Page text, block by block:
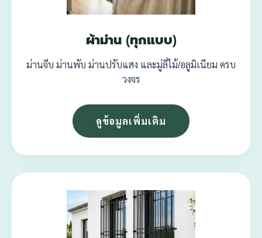
ผ้าม่าน (ทุกแบบ)
ม่านจีบ ม่านพับ ม่านปรับแสง และมู่ลี่ไม้/อลูมิเนียม ครบ
วงจร
ดูข้อมูลเพิ่มเติม